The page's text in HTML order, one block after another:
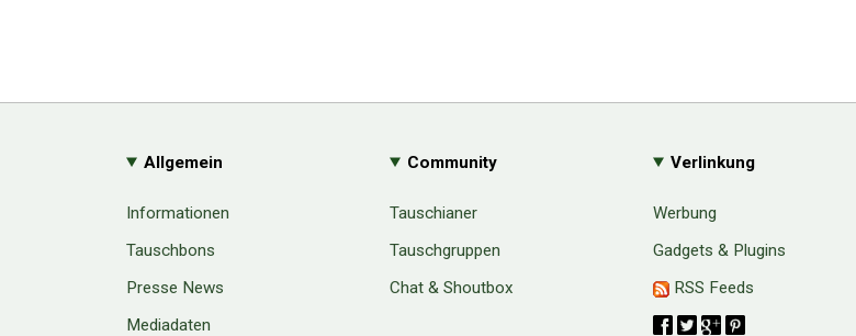
Allgemein
Informationen
Tauschbons
Presse News
Mediadaten
Community
Tauschianer
Tauschgruppen
Chat & Shoutbox
Verlinkung
Werbung
Gadgets & Plugins
RSS Feeds